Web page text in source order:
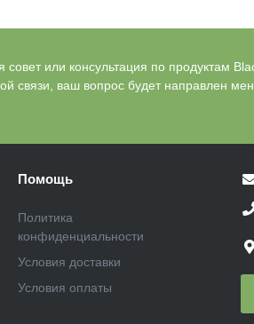
или консультация по продуктам
связи, ваш вопрос будет направлен
Помощь
Политика
конфиденциальности
Условия доставки
Условия оплаты